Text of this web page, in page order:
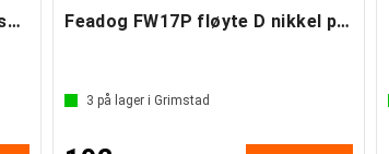
Feadog FW20A blikkfløyte messing C Feadog FW17P fløyte D nikkel pro
3 på lager i Grimstad